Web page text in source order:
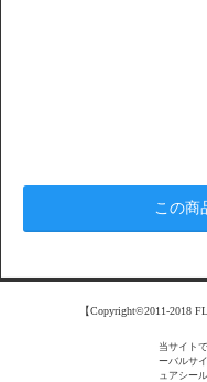
この商
【Copyright©2011-2018
当サイト
ーバルサ
ュアシー